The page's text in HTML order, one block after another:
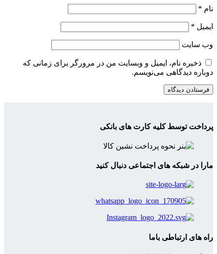
نام *
ایمیل *
وب‌ سایت
ذخیره نام، ایمیل و وبسایت من در مرورگر برای زمانی که
دوباره دیدگاهی می‌نویسم.
پرداخت توسط کلیه کارت های بانکی
مارا در شبکه های اجتماعی دنبال کنید
راه های ارتباطی باما